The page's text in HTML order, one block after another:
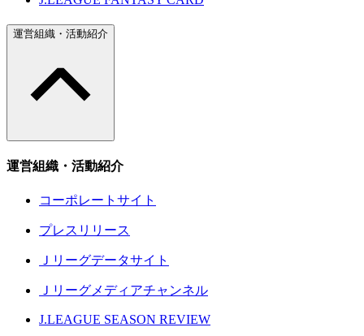
運営組織・活動紹介
運営組織・活動紹介
コーポレートサイト
プレスリリース
Ｊリーグデータサイト
Ｊリーグメディアチャンネル
J.LEAGUE SEASON REVIEW